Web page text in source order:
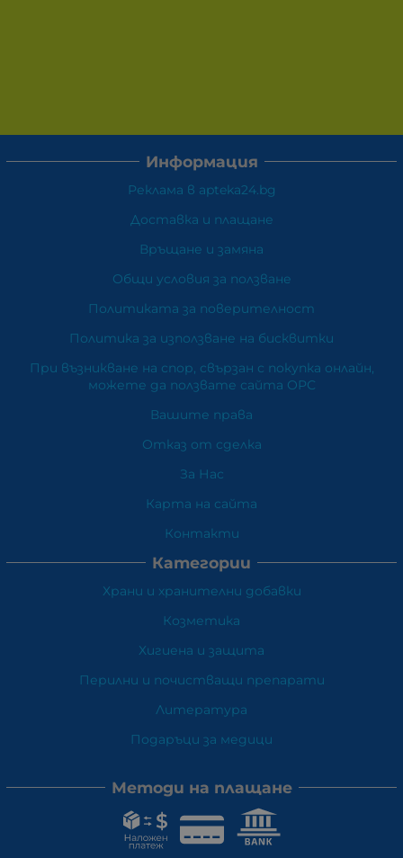
Информация
Реклама в apteka24.bg
Доставка и плащане
Връщане и замяна
Общи условия за ползване
Политиката за поверителност
Политика за използване на бисквитки
При възникване на спор, свързан с покупка онлайн,
можете да ползвате сайта ОРС
Вашите права
Отказ от сделка
За Нас
Карта на сайта
Контакти
Категории
Храни и хранителни добавки
Козметика
Хигиена и защита
Перилни и почистващи препарати
Литература
Подаръци за медици
Методи на плащане